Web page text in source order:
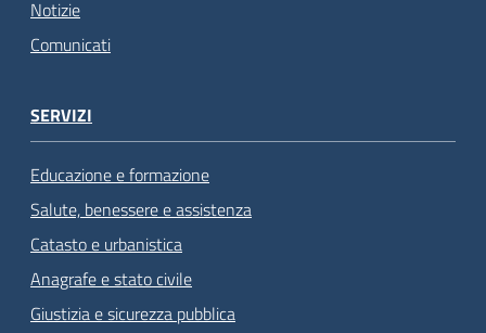
Notizie
Comunicati
SERVIZI
Educazione e formazione
Salute, benessere e assistenza
Catasto e urbanistica
Anagrafe e stato civile
Giustizia e sicurezza pubblica